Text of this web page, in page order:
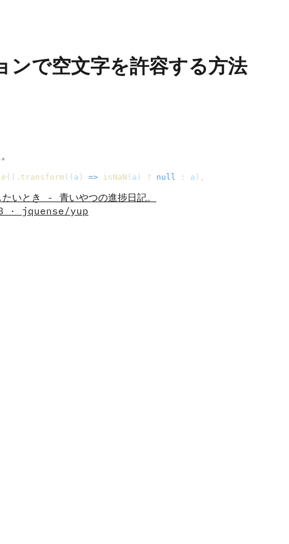
で空文字を許容する方法
(). transform (( a ) => isNaN ( a ) ? null : a ),
いとき - 青いやつの進捗日記。
· jquense/yup